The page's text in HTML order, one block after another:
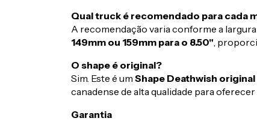
Qual truck é recomendado para cada
A recomendação varia conforme a
149mm ou 159mm para o 8.50" ,
O shape é original?
Sim. Este é um Shape Deathwish
canadense de alta qualidade para
Garantia